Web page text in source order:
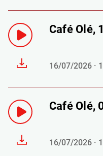
Café Olé,
16/07/2026 ·
Café Olé,
16/07/2026 ·